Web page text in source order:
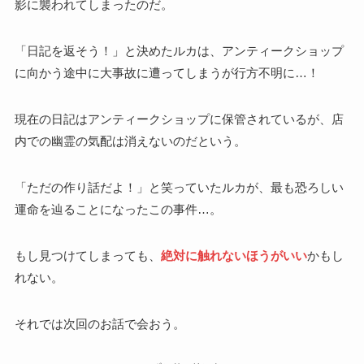
影に襲われてしまったのだ。
「日記を返そう！」と決めたルカは、アンティークショップ
に向かう途中に大事故に遭ってしまうが行方不明に…！
現在の日記はアンティークショップに保管されているが、店
内での幽霊の気配は消えないのだという。
「ただの作り話だよ！」と笑っていたルカが、最も恐ろしい
運命を辿ることになったこの事件…。
もし見つけてしまっても、 絶対に触れないほうがいいかもし
れない。
それでは次回のお話で会おう。